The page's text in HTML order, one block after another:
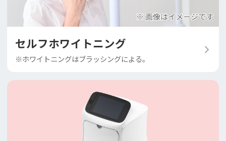
セルフホワイトニング
※ホワイトニングはブラッシングによる。